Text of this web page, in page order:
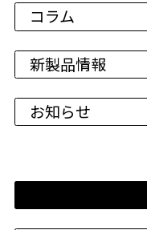
コラム
新製品情報
お知らせ